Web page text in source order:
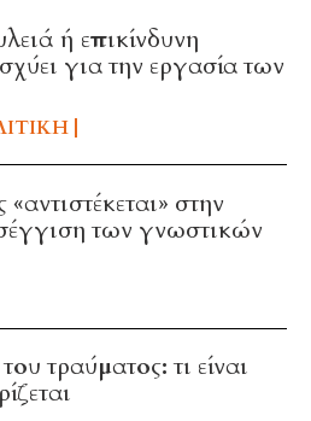
ή επικίνδυνη
για την εργασία των
στην
των γνωστικών
τραύματος: τι είναι